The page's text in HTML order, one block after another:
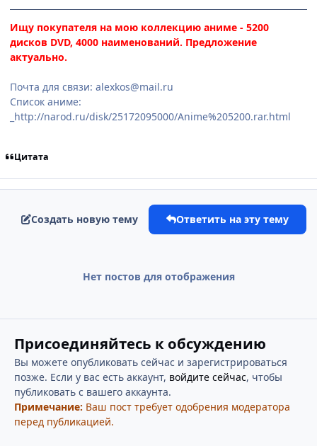
Ищу покупателя на мою коллекцию аниме - 5200
дисков DVD, 4000 наименований. Предложение
актуально.
Почта для связи: alexkos@mail.ru
Список аниме:
_http://narod.ru/disk/25172095000/Anime%205200.rar.html
Цитата
Создать новую тему Ответить на эту тему
Нет постов для отображения
Присоединяйтесь к обсуждению
Вы можете опубликовать сейчас и зарегистрироваться
позже. Если у вас есть аккаунт, войдите сейчас, чтобы
публиковать с вашего аккаунта.
Примечание: Ваш пост требует одобрения модератора
перед публикацией.